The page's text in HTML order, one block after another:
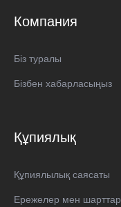
Компания
Біз туралы
Бізбен хабарласыңыз
Құпиялық
Құпиялылық саясаты
Ережелер мен шарттар